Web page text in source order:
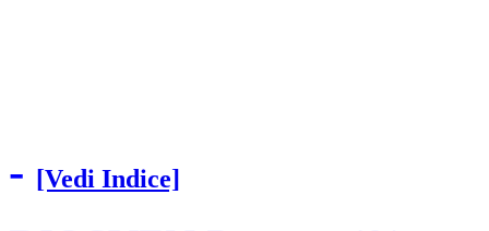
- [Vedi Indice]